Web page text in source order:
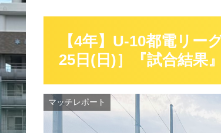
【4年】U-10都電リ
25日(日)］『試合結果
マッチレポート